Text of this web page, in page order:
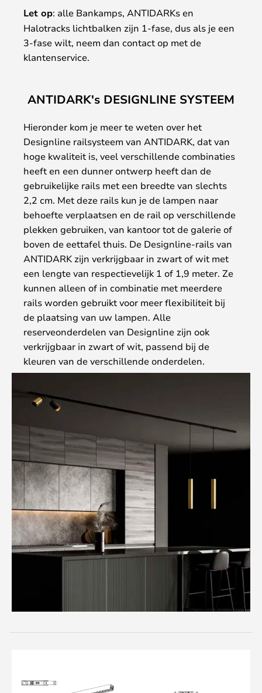
Let op: alle Bankamps, ANTIDARKs en
Halotracks lichtbalken zijn 1-fase, dus als je een
3-fase wilt, neem dan contact op met de
klantenservice.
ANTIDARK's DESIGNLINE SYSTEEM
Hieronder kom je meer te weten over het
Designline railsysteem van ANTIDARK, dat van
hoge kwaliteit is, veel verschillende combinaties
heeft en een dunner ontwerp heeft dan de
gebruikelijke rails met een breedte van slechts
2,2 cm. Met deze rails kun je de lampen naar
behoefte verplaatsen en de rail op verschillende
plekken gebruiken, van kantoor tot de galerie of
boven de eettafel thuis. De Designline-rails van
ANTIDARK zijn verkrijgbaar in zwart of wit met
een lengte van respectievelijk 1 of 1,9 meter. Ze
kunnen alleen of in combinatie met meerdere
rails worden gebruikt voor meer flexibiliteit bij
de plaatsing van uw lampen. Alle
reserveonderdelen van Designline zijn ook
verkrijgbaar in zwart of wit, passend bij de
kleuren van de verschillende onderdelen.